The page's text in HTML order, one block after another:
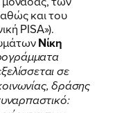
και του
PISA»).
Νίκη
σε
δράσης